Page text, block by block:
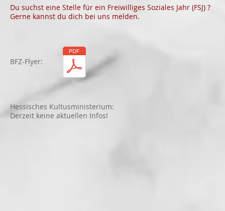
Du suchst eine Stelle für ein Freiwilliges Soziales Jahr (FSJ) ?
Gerne kannst du dich bei uns melden.
BFZ-Flyer:
Hessisches Kultusministerium:
Derzeit keine aktuellen Infos!